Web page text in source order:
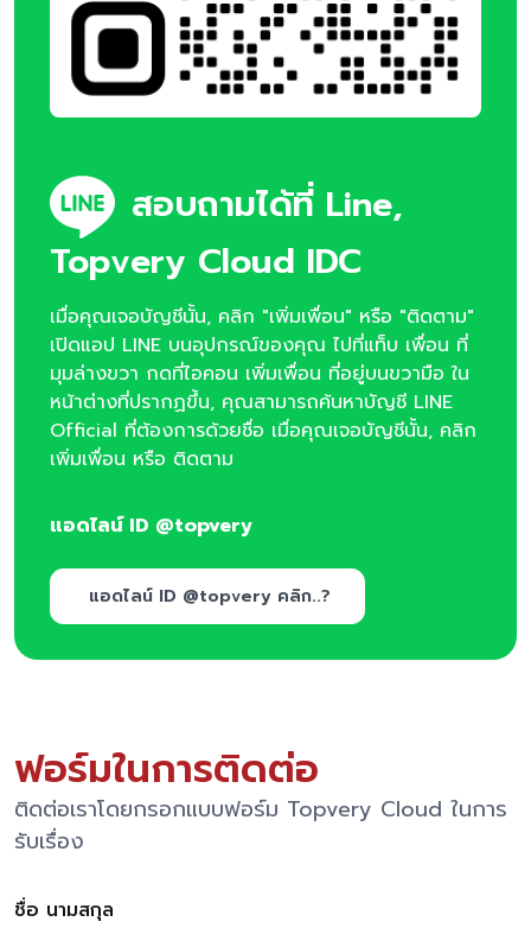
สอบถามได้ที่ Line,
Topvery Cloud IDC
เมื่อคุณเจอบัญชีนั้น, คลิก "เพิ่มเพื่อน" หรือ "ติดตาม"
เปิดแอป LINE บนอุปกรณ์ของคุณ ไปที่แท็บ เพื่อน ที่
มุมล่างขวา กดที่ไอคอน เพิ่มเพื่อน ที่อยู่บนขวามือ ใน
หน้าต่างที่ปรากฏขึ้น, คุณสามารถค้นหาบัญชี LINE
Official ที่ต้องการด้วยชื่อ เมื่อคุณเจอบัญชีนั้น, คลิก
เพิ่มเพื่อน หรือ ติดตาม
แอดไลน์ ID @topvery
แอดไลน์ ID @topvery คลิก..?
ฟอร์มในการติดต่อ
ติดต่อเราโดยกรอกแบบฟอร์ม Topvery Cloud ในการ
รับเรื่อง
ชื่อ นามสกุล